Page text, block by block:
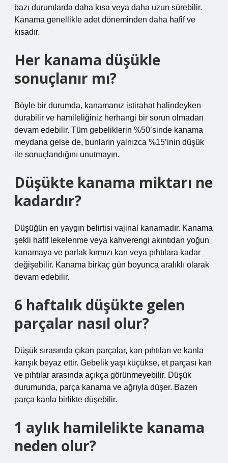
bazı durumlarda daha kısa veya daha uzun sürebilir.
Kanama genellikle adet döneminden daha hafif ve
kısadır.
Her kanama düşükle
sonuçlanır mı?
Böyle bir durumda, kanamanız istirahat halindeyken
durabilir ve hamileliğiniz herhangi bir sorun olmadan
devam edebilir. Tüm gebeliklerin %50’sinde kanama
meydana gelse de, bunların yalnızca %15’inin düşük
ile sonuçlandığını unutmayın.
Düşükte kanama miktarı ne
kadardır?
Düşüğün en yaygın belirtisi vajinal kanamadır. Kanama
şekli hafif lekelenme veya kahverengi akıntıdan yoğun
kanamaya ve parlak kırmızı kan veya pıhtılara kadar
değişebilir. Kanama birkaç gün boyunca aralıklı olarak
devam edebilir.
6 haftalık düşükte gelen
parçalar nasıl olur?
Düşük sırasında çıkan parçalar, kan pıhtıları ve kanla
karışık beyaz ettir. Gebelik yaşı küçükse, et parçası kan
ve pıhtılar arasında açıkça görünmeyebilir. Düşük
durumunda, parça kanama ve ağrıyla düşer. Bazen
parça kanla birlikte düşebilir.
1 aylık hamilelikte kanama
neden olur?